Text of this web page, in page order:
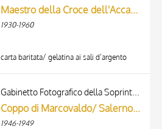
Maestro della Croce dell'Accademia - sec. XII - Deposizione di Cristo dalla croce
1930-1960
carta baritata/ gelatina ai sali d’argento
Coppo di Marcovaldo/ Salerno di Coppo di Marcovaldo - sec. XIII - Storie della Passione di Cristo
1946-1949
TITOLO
AUTORE
ARTISTA